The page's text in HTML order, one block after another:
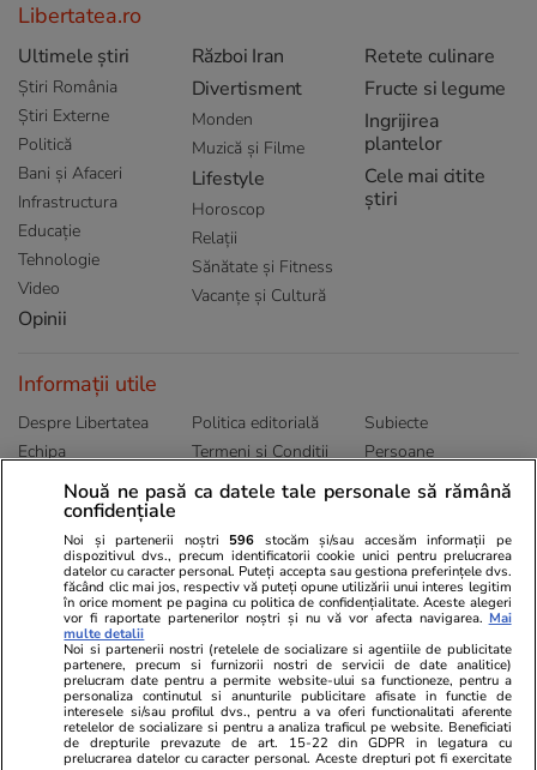
Libertatea.ro
Ultimele știri
Știri România
Știri Externe
Politică
Bani și Afaceri
Infrastructura
Educație
Tehnologie
Video
Opinii
Război Iran
Divertisment
Monden
Muzică și Filme
Lifestyle
Horoscop
Relații
Sănătate și Fitness
Vacanțe și Cultură
Retete culinare
Fructe si legume
Ingrijirea
plantelor
Cele mai citite
știri
Informații utile
Despre Libertatea
Echipa
Publicitate
Politica de
Politica editorială
Termeni și Conditii
Abonamente
Subiecte
Persoane
Sitemap
Ringier România
Libertatea pentru
Unica.ro
Program TV
Avantaje
ELLE
Gazeta Sporturilor
Stiri mondene
Calculator sarcina
Ajută Copiii
Locuri de muncă
Imobiliare.ro
Jobradar24
Imoradar24
Colecții Libertatea
Nouă ne pasă ca datele tale personale să rămână
confidențiale
Noi și partenerii noștri 596 stocăm și/sau accesăm informații pe
dispozitivul dvs., precum identificatorii cookie unici pentru prelucrarea
datelor cu caracter personal. Puteți accepta sau gestiona preferințele dvs.
făcând clic mai jos, respectiv vă puteți opune utilizării unui interes legitim
în orice moment pe pagina cu politica de confidențialitate. Aceste alegeri
vor fi raportate partenerilor noștri și nu vă vor afecta navigarea. Mai
multe detalii
Noi si partenerii nostri (retelele de socializare si agentiile de publicitate
partenere, precum si furnizorii nostri de servicii de date analitice)
prelucram date pentru a permite website-ului sa functioneze, pentru a
personaliza continutul si anunturile publicitare afisate in functie de
interesele si/sau profilul dvs., pentru a va oferi functionalitati aferente
retelelor de socializare si pentru a analiza traficul pe website. Beneficiati
de drepturile prevazute de art. 15-22 din GDPR in legatura cu
prelucrarea datelor cu caracter personal. Aceste drepturi pot fi exercitate